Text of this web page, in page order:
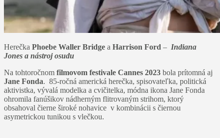
Herečka Phoebe Waller Bridge a Harrison Ford – Indiana
Jones a nástroj osudu
Na tohtoročnom filmovom festivale Cannes 2023 bola prítomná aj
Jane Fonda. 85-ročná americká herečka, spisovateľka, politická
aktivistka, vývalá modelka a cvičitelka, módna ikona Jane Fonda
ohromila fanúšikov nádherným flitrovaným strihom, ktorý
obsahoval čierne široké nohavice v kombinácii s čiernou
asymetrickou tunikou s vlečkou.